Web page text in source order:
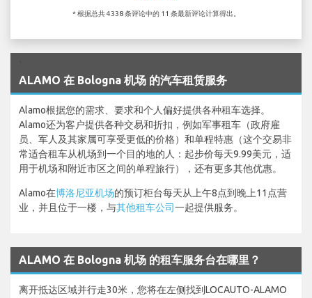
* 根据总共 4338 条评论中的 11 条最新评论计算得出。
ALAMO 在 Bologna 机场 的汽车租赁服务
Alamo根据您的需求、要求和个人偏好提供各种租车选择。
Alamo还为客户提供各种交易和折扣，例如军事租车（政府雇
员、军人及其家属可享受更低的价格）和单程特惠（这个交易非
常适合租车从机场到一个目的地的人：起步价每天9.99美元，适
用于机场和附近市区之间的单程旅行），还有更多其他优惠。
Alamo在博洛尼亚机场的预订柜台每天从上午8点到晚上11点营
业，并且位于一楼，与其他租车公司一起提供服务。
ALAMO 在 Bologna 机场 的租车服务台在哪里？
离开抵达区域并行走30米，您将在左侧找到LOCAUTO-ALAMO